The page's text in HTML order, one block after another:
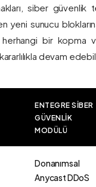
hakları, siber
sunucu
herhangi bir
devam
ENTEGRE SIBER
GÜVENLIK
MODÜLÜ
Donanımsal
Anycast DDoS